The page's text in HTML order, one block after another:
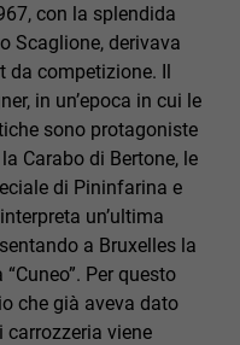
con la splendida
Scaglione, derivava
da competizione. Il
in un’epoca in cui le
sono protagoniste
Carabo di Bertone, le
di Pininfarina e
un’ultima
a Bruxelles la
Per questo
che già aveva dato
carrozzeria viene